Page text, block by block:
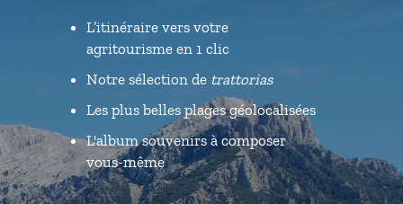
L’itinéraire vers votre
agritourisme en 1 clic
Notre sélection de trattorias
Les plus belles plages géolocalisées
L'album souvenirs à composer
vous-même